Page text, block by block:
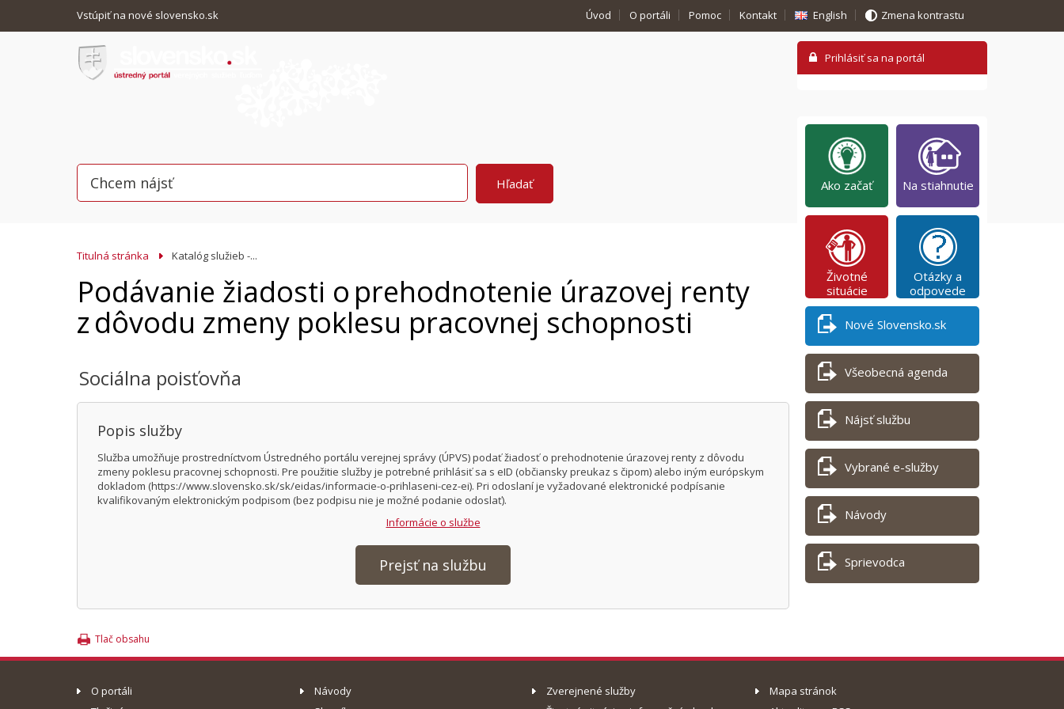
Vstúpiť na nové slovensko.sk Úvod O portáli Pomoc Kontakt English Zmena kontrastu
Titulná stránka Katalóg služieb -...
Podávanie žiadosti o prehodnotenie úrazovej renty
z dôvodu zmeny poklesu pracovnej schopnosti
Sociálna poisťovňa
Popis služby
Služba umožňuje prostredníctvom Ústredného portálu verejnej správy (ÚPVS) podať žiadosť o prehodnotenie úrazovej renty z dôvodu
zmeny poklesu pracovnej schopnosti. Pre použitie služby je potrebné prihlásiť sa s eID (občiansky preukaz s čipom) alebo iným európskym
dokladom (https://www.slovensko.sk/sk/eidas/informacie-o-prihlaseni-cez-ei). Pri odoslaní je vyžadované elektronické podpísanie
kvalifikovaným elektronickým podpisom (bez podpisu nie je možné podanie odoslať).
Informácie o službe
Prejsť na službu
Ako začať Na stiahnutie
Životné
situácie
Otázky a
odpovede
Nové Slovensko.sk
Všeobecná agenda
Nájsť službu
Vybrané e-služby
Návody
Sprievodca
Tlač obsahu
O portáli
Návody
Zverejnené služby
Mapa stránok